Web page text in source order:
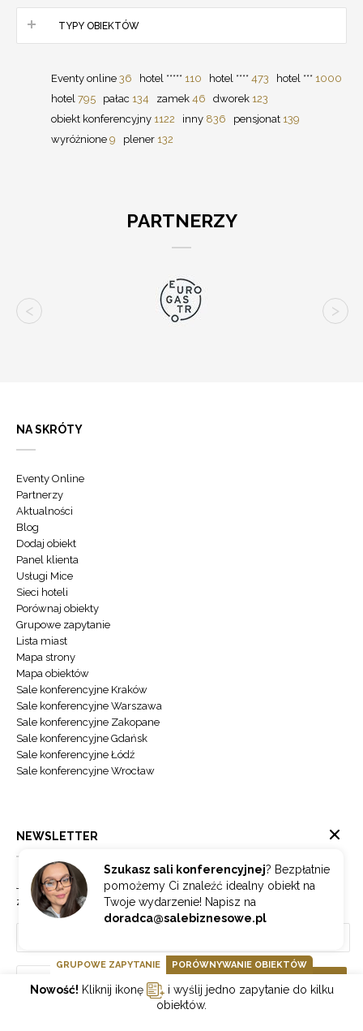
TYPY OBIEKTÓW
Eventy online 36 hotel ***** 110 hotel **** 473 hotel *** 1000
hotel 795 pałac 134 zamek 46 dworek 123
obiekt konferencyjny 1122 inny 836 pensjonat 139
wyróżnione 9 plener 132
PARTNERZY
Szukasz sali konferencyjnej? Bezpłatnie
pomożemy Ci znaleźć idealny obiekt na
Twoje wydarzenie! Napisz na
doradca@salebiznesowe.pl
NA SKRÓTY
Eventy Online
Partnerzy
Aktualności
Blog
Dodaj obiekt
Panel klienta
Usługi Mice
Sieci hoteli
Porównaj obiekty
Grupowe zapytanie
Lista miast
Mapa strony
Mapa obiektów
Sale konferencyjne Kraków
Sale konferencyjne Warszawa
Sale konferencyjne Zakopane
Sale konferencyjne Gdańsk
Sale konferencyjne Łódź
Sale konferencyjne Wrocław
NEWSLETTER
Jeżeli chcesz otrzymywać najnowsze informacje o branży hotelowej
zapisz się do naszego newslettera.
GRUPOWE ZAPYTANIE PORÓWNYWANIE OBIEKTÓW
Nowość! Kliknij ikonę
i wyślij jedno zapytanie do kilku
obiektów.